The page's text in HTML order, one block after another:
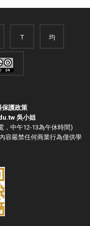
T 均
保護政策
吳小姐
，中午12-13為午休時間)
容嚴禁任何商業行為僅供學